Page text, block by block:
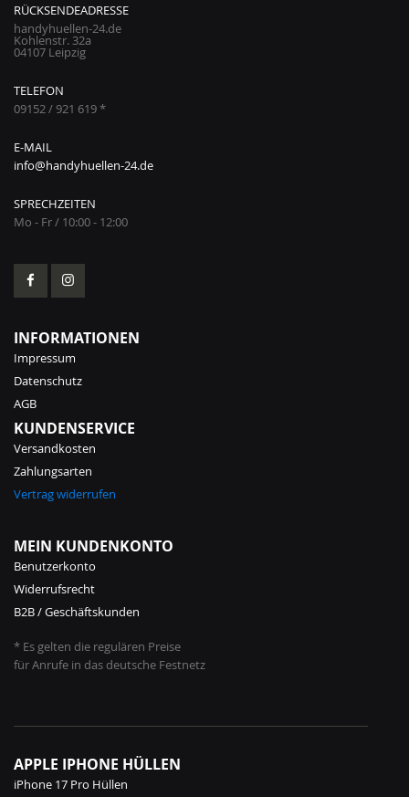
RÜCKSENDEADRESSE
handyhuellen-24.de
Kohlenstr. 32a
04107 Leipzig
TELEFON
09152 / 921 619 *
E-MAIL
info@handyhuellen-24.de
SPRECHZEITEN
Mo - Fr / 10:00 - 12:00
INFORMATIONEN
Impressum
Datenschutz
AGB
KUNDENSERVICE
Versandkosten
Zahlungsarten
Vertrag widerrufen
MEIN KUNDENKONTO
Benutzerkonto
Widerrufsrecht
B2B / Geschäftskunden
* Es gelten die regulären Preise
für Anrufe in das deutsche Festnetz
APPLE IPHONE HÜLLEN
iPhone 17 Pro Hüllen